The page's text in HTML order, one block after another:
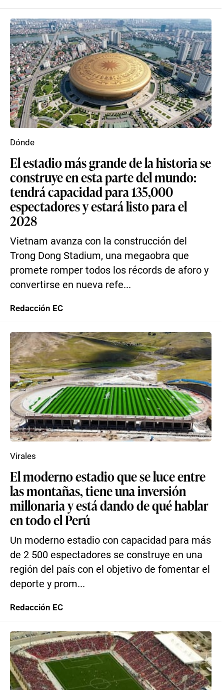
El estadio más grande de la historia se
construye en esta parte del mundo:
tendrá capacidad para 135,000
espectadores y estará listo para el
2028
Vietnam avanza con la construcción del
Trong Dong Stadium, una megaobra que
promete romper todos los récords de aforo y
convertirse en nueva refe...
Dónde
Redacción EC
El moderno estadio que se luce entre
las montañas, tiene una inversión
millonaria y está dando de qué hablar
en todo el Perú
Un moderno estadio con capacidad para más
de 2 500 espectadores se construye en una
región del país con el objetivo de fomentar el
deporte y prom...
Virales
Redacción EC